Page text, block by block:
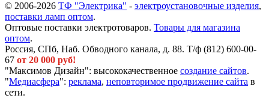
© 2006-2026 ТФ "Электрика" - электроустановочные изделия,
поставки ламп оптом.
Оптовые поставки электротоваров. Товары для магазина
оптом.
Россия, СПб, Наб. Обводного канала, д. 88. Т/ф (812) 600-00-
67 от 20 000 руб!
"Максимов Дизайн": высококачественное создание сайтов.
"Медиасфера": реклама, неповторимое продвижение сайта в
сети.